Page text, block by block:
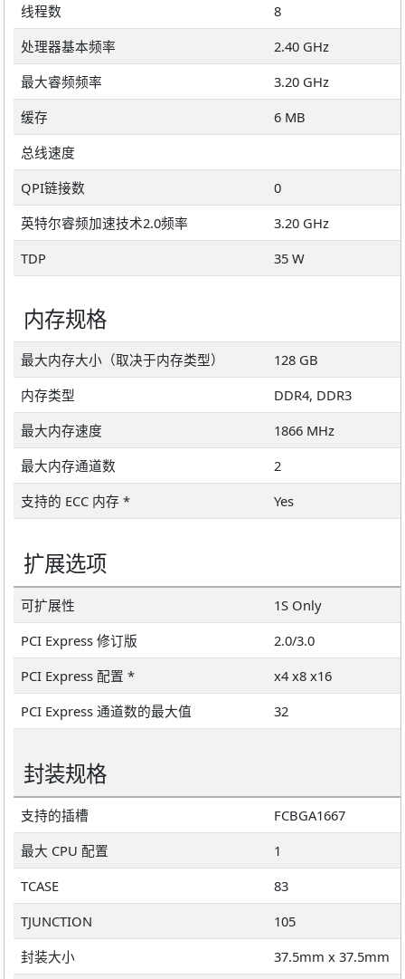
线程数
8
处理器基本频率
2.40 GHz
最大睿频频率
3.20 GHz
缓存
6 MB
总线速度
QPI链接数
0
英特尔睿频加速技术2.0频率
3.20 GHz
TDP
35 W
内存规格
最大内存大小（取决于内存类型）
128 GB
内存类型
DDR4, DDR3
最大内存速度
1866 MHz
最大内存通道数
2
支持的 ECC 内存 *
Yes
扩展选项
可扩展性
1S Only
PCI Express 修订版
2.0/3.0
PCI Express 配置 *
x4 x8 x16
PCI Express 通道数的最大值
32
封装规格
支持的插槽
FCBGA1667
最大 CPU 配置
1
TCASE
83
TJUNCTION
105
封装大小
37.5mm x 37.5mm